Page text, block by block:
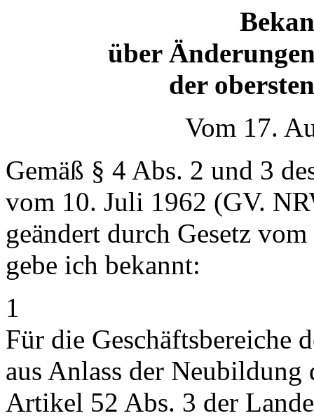
über
der
Vom 17.
Gemäß § 4 Abs. 2 und 3
vom 10. Juli 1962 (GV.
geändert durch Gesetz
gebe ich bekannt:
1
Für die Geschäftsbereiche
aus Anlass der Neubildung
Artikel 52 Abs. 3 der